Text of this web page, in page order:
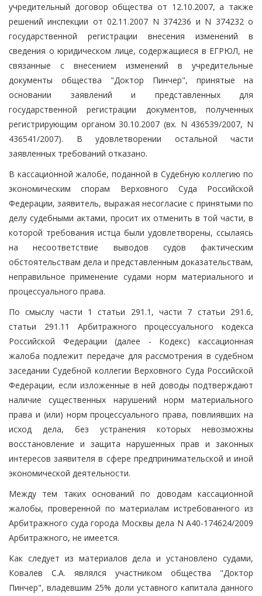
учредительный договор общества от 12.10.2007, а также
решений инспекции от 02.11.2007 N 374236 и N 374232 о
государственной регистрации внесения изменений в
сведения о юридическом лице, содержащиеся в ЕГРЮЛ, не
связанные с внесением изменений в учредительные
документы общества "Доктор Пинчер", принятые на
основании заявлений и представленных для
государственной регистрации документов, полученных
регистрирующим органом 30.10.2007 (вх. N 436539/2007, N
436541/2007). В удовлетворении остальной части
заявленных требований отказано.
В кассационной жалобе, поданной в Судебную коллегию по
экономическим спорам Верховного Суда Российской
Федерации, заявитель, выражая несогласие с принятыми по
делу судебными актами, просит их отменить в той части, в
которой требования истца были удовлетворены, ссылаясь
на несоответствие выводов судов фактическим
обстоятельствам дела и представленным доказательствам,
неправильное применение судами норм материального и
процессуального права.
По смыслу части 1 статьи 291.1, части 7 статьи 291.6,
статьи 291.11 Арбитражного процессуального кодекса
Российской Федерации (далее - Кодекс) кассационная
жалоба подлежит передаче для рассмотрения в судебном
заседании Судебной коллегии Верховного Суда Российской
Федерации, если изложенные в ней доводы подтверждают
наличие существенных нарушений норм материального
права и (или) норм процессуального права, повлиявших на
исход дела, без устранения которых невозможны
восстановление и защита нарушенных прав и законных
интересов заявителя в сфере предпринимательской и иной
экономической деятельности.
Между тем таких оснований по доводам кассационной
жалобы, проверенной по материалам истребованного из
Арбитражного суда города Москвы дела N А40-174624/2009
Арбитражного, не имеется.
Как следует из материалов дела и установлено судами,
Ковалев С.А. являлся участником общества "Доктор
Пинчер", владевшим 25% доли уставного капитала данного